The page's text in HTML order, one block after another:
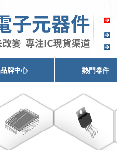
品牌中心 熱門器件